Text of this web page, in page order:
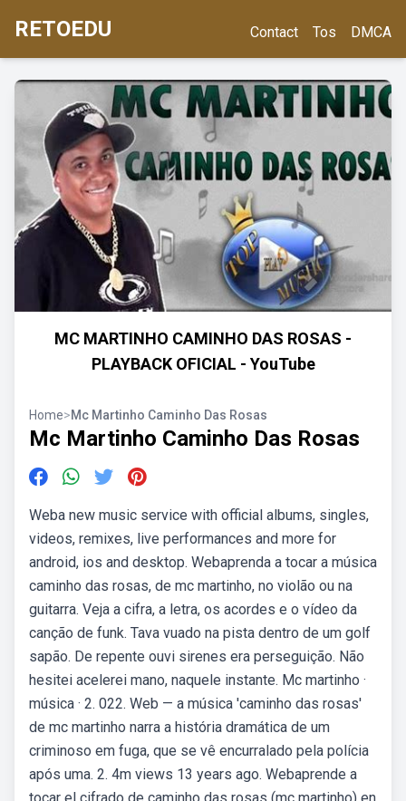
RETOEDU Contact Tos DMCA
MC MARTINHO CAMINHO DAS ROSAS -
PLAYBACK OFICIAL - YouTube
Home>Mc Martinho Caminho Das Rosas
Mc Martinho Caminho Das Rosas
Weba new music service with official albums, singles,
videos, remixes, live performances and more for
android, ios and desktop. Webaprenda a tocar a música
caminho das rosas, de mc martinho, no violão ou na
guitarra. Veja a cifra, a letra, os acordes e o vídeo da
canção de funk. Tava vuado na pista dentro de um golf
sapão. De repente ouvi sirenes era perseguição. Não
hesitei acelerei mano, naquele instante. Mc martinho ·
música · 2. 022. Web — a música 'caminho das rosas'
de mc martinho narra a história dramática de um
criminoso em fuga, que se vê encurralado pela polícia
após uma. 2. 4m views 13 years ago. Webaprende a